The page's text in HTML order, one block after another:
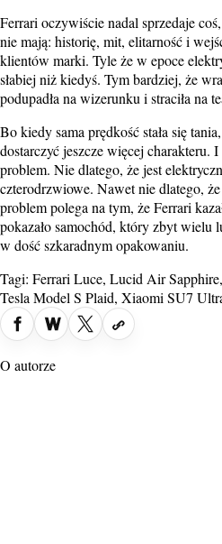
Ferrari oczywiście nadal sprzedaje
nie mają: historię, mit, elitarność i
klientów marki. Tyle że w epoce
słabiej niż kiedyś. Tym bardziej, że
podupadła na wizerunku i straciła na
Bo kiedy sama prędkość stała się
dostarczyć jeszcze więcej charakteru.
problem. Nie dlatego, że jest
czterodrzwiowe. Nawet nie dlatego,
problem polega na tym, że Ferrari
pokazało samochód, który zbyt
w dość szkaradnym opakowaniu.
Tagi: Ferrari Luce, Lucid Air Sapphire,
Tesla Model S Plaid, Xiaomi SU7
O autorze